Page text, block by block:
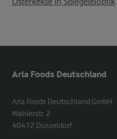
Arla Foods Deutschland
Arla Foods Deutschland GmbH
Wahlerstr. 2
40472 Düsseldorf